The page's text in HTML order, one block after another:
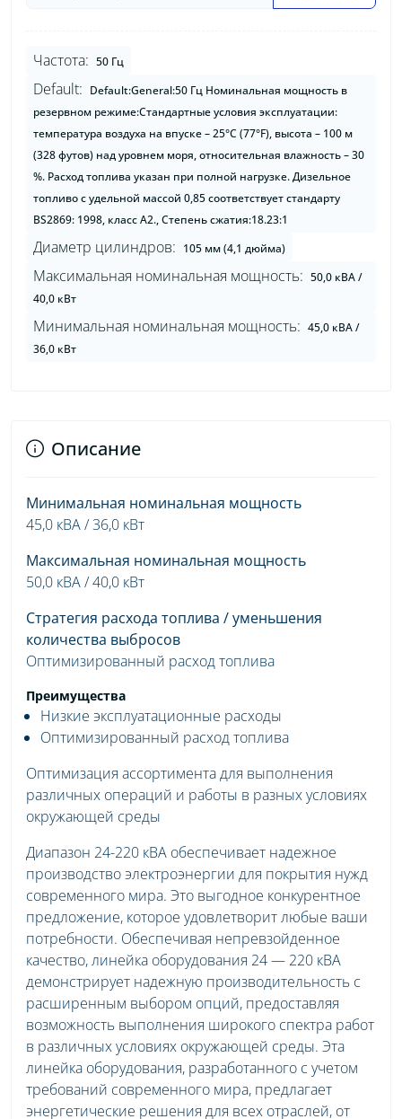
Частота: 50 Гц
Default: Default:General:50 Гц Номинальная мощность в
резервном режиме:Стандартные условия эксплуатации:
температура воздуха на впуске – 25°C (77°F), высота – 100 м
(328 футов) над уровнем моря, относительная влажность – 30
%. Расход топлива указан при полной нагрузке. Дизельное
топливо с удельной массой 0,85 соответствует стандарту
BS2869: 1998, класс A2., Степень сжатия:18.23:1
Диаметр цилиндров: 105 мм (4,1 дюйма)
Максимальная номинальная мощность: 50,0 кВА /
40,0 кВт
Минимальная номинальная мощность: 45,0 кВА /
36,0 кВт
Описание
Минимальная номинальная мощность
45,0 кВА / 36,0 кВт
Максимальная номинальная мощность
50,0 кВА / 40,0 кВт
Стратегия расхода топлива / уменьшения
количества выбросов
Оптимизированный расход топлива
Преимущества
Низкие эксплуатационные расходы
Оптимизированный расход топлива
Оптимизация ассортимента для выполнения
различных операций и работы в разных условиях
окружающей среды
Диапазон 24-220 кВА обеспечивает надежное
производство электроэнергии для покрытия нужд
современного мира. Это выгодное конкурентное
предложение, которое удовлетворит любые ваши
потребности. Обеспечивая непревзойденное
качество, линейка оборудования 24 — 220 кВА
демонстрирует надежную производительность с
расширенным выбором опций, предоставляя
возможность выполнения широкого спектра работ
в различных условиях окружающей среды. Эта
линейка оборудования, разработанного с учетом
требований современного мира, предлагает
энергетические решения для всех отраслей, от